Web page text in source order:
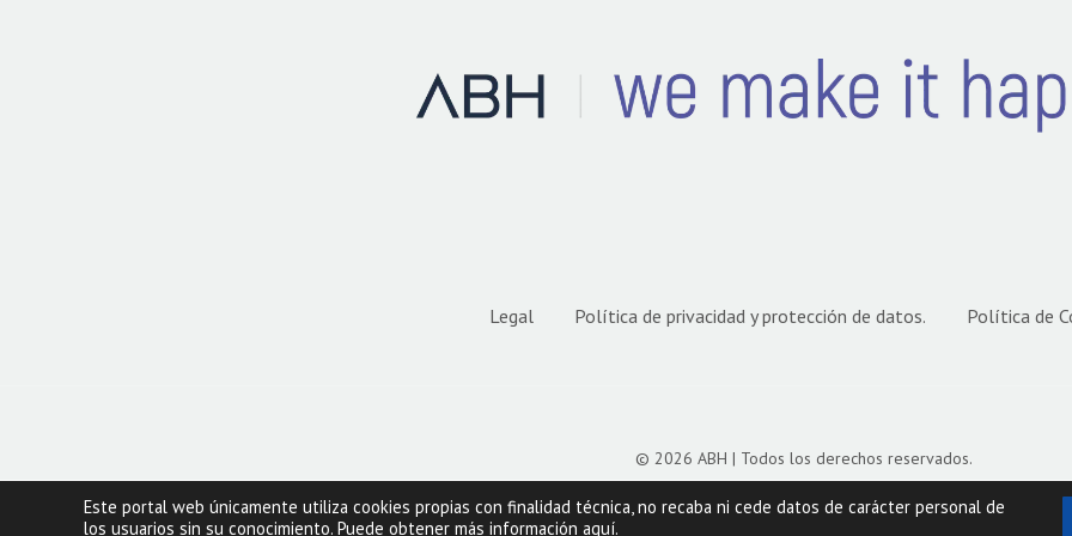
Legal Política de privacidad y protección de datos. Política de
© 2026 ABH | Todos los derechos reservados.
Este portal web únicamente utiliza cookies propias con finalidad técnica, no recaba ni cede datos de carácter personal de
los usuarios sin su conocimiento. Puede obtener más información aquí.